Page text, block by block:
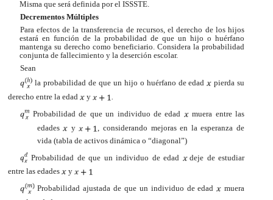
Misma que será definida por el ISSSTE.
Decrementos Múltiples
Para efectos de la transferencia de recursos, el derecho de los hijos
estará en función de la probabilidad de que un hijo o huérfano
mantenga su derecho como beneficiario. Considera la probabilidad
conjunta de fallecimiento y la deserción escolar.
Sean
la probabilidad de que un hijo o huérfano de edad
pierda su
derecho entre la edad
y
.
Probabilidad de que un individuo de edad
muera entre las
edades
y
, considerando mejoras en la esperanza de
vida (tabla de activos dinámica o “diagonal”)
Probabilidad de que un individuo de edad
deje de estudiar
entre las edades
y
Probabilidad ajustada de que un individuo de edad
muera